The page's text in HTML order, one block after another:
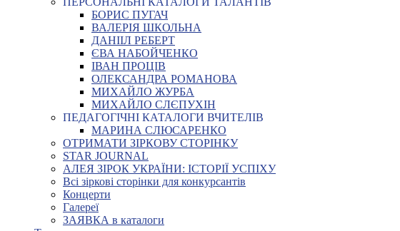
БОРИС ПУГАЧ
ВАЛЕРІЯ ШКОЛЬНА
ДАНІІЛ РЕБЕРТ
ЄВА НАБОЙЧЕНКО
ІВАН ПРОЦІВ
ОЛЕКСАНДРА РОМАНОВА
МИХАЙЛО ЖУРБА
МИХАЙЛО СЛЄПУХІН
ПЕДАГОГІЧНІ КАТАЛОГИ ВЧИТЕЛІВ
МАРИНА СЛЮСАРЕНКО
ОТРИМАТИ ЗІРКОВУ СТОРІНКУ
STAR JOURNAL
АЛЕЯ ЗІРОК УКРАЇНИ: ІСТОРІЇ УСПІХУ
Всі зіркові сторінки для конкурсантів
Концерти
Галереї
ЗАЯВКА в каталоги